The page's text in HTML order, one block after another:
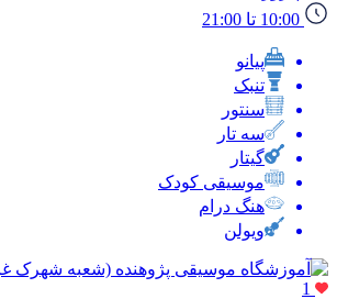
10:00 تا 21:00
پیانو
تنبک
سنتور
سه تار
گیتار
موسیقی کودک
هنگ درام
ویولن
1